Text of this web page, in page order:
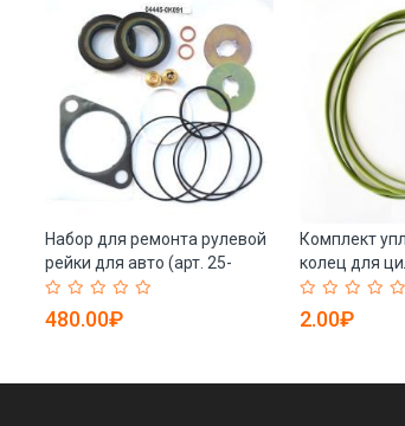
Набор для ремонта рулевой
рейки для авто (арт. 25-
19085297)
480.00₽
Комплект
колец для
дизельного
25-19085589)
2.00₽